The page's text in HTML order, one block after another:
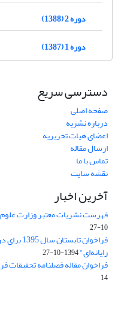
دوره 2 (1388)
دوره 1 (1387)
دسترسی سریع
صفحه اصلی
درباره نشریه
اعضای هیات تحریریه
ارسال مقاله
تماس با ما
نقشه سایت
آخرین اخبار
فهرست نشریات معتبر وزارت علوم،
10-27
فراخوان
رایانه‌ای"1394-10-27
فراخوان مقاله فصلنامه تحقیقات فرهنگی
14